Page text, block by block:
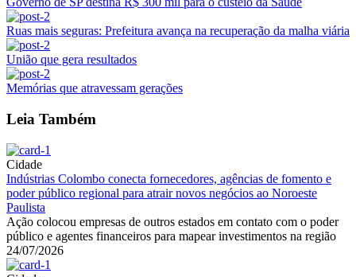
Ruas mais seguras: Prefeitura avança na recuperação da malha viária
União que gera resultados
Memórias que atravessam gerações
Leia Também
Cidade
Indústrias Colombo conecta fornecedores, agências de fomento e
poder público regional para atrair novos negócios ao Noroeste
Paulista
Ação colocou empresas de outros estados em contato com o poder
público e agentes financeiros para mapear investimentos na região
24/07/2026